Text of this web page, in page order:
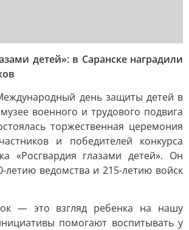
детей»: в Саранске наградили
день защиты детей в
военного и трудового подвига
торжественная церемония
и победителей конкурса
«Росгвардия глазами детей». Он
летию ведомства и 215-летию войск
— это взгляд ребенка на нашу
помогают воспитывать у